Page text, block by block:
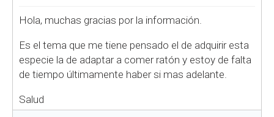
Hola, muchas gracias por la información.
Es el tema que me tiene pensado el de adquirir esta
especie la de adaptar a comer ratón y estoy de falta
de tiempo últimamente haber si mas adelante.
Salud